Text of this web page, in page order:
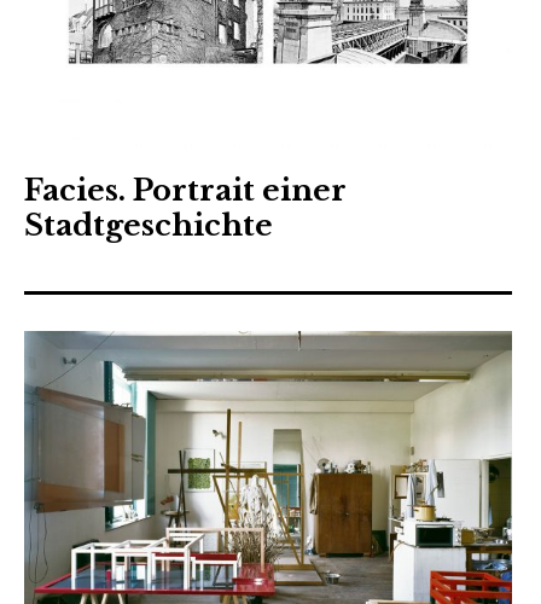
Facies. Portrait einer
Stadtgeschichte